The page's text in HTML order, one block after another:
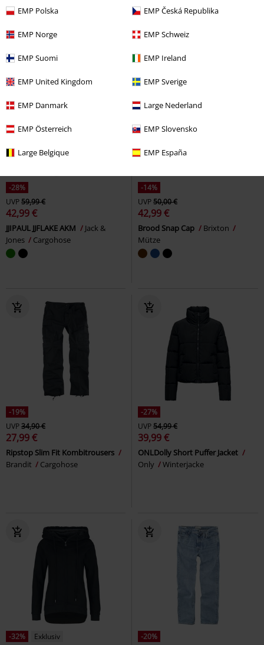
EMP Polska EMP Česká Republika
EMP Norge EMP Schweiz
EMP Suomi EMP Ireland
EMP United Kingdom EMP Sverige
EMP Danmark Large Nederland
EMP Österreich EMP Slovensko
Large Belgique EMP España
Stoffhose
Death Punch
Kapuzenpullover
-28%
UVP59,99 €
42,99 €
JJIPAUL JJFLAKE AKM
Jack &
Jones
Cargohose
-14%
UVP50,00 €
42,99 €
Brood Snap Cap
Brixton
Mütze
-19%
UVP34,90 €
27,99 €
Ripstop Slim Fit Kombitrousers
Brandit
Cargohose
-27%
UVP54,99 €
39,99 €
ONLDolly Short Puffer Jacket
Only
Winterjacke
-32%
Exklusiv
-20%